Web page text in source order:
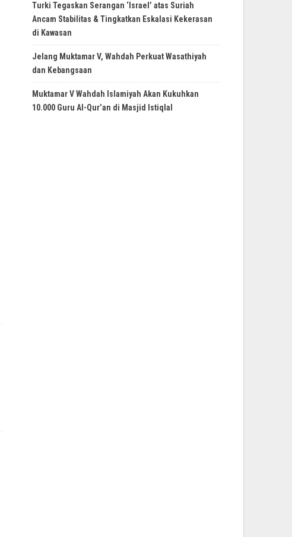
Turki Tegaskan Serangan ‘Israel’ atas Suriah
Ancam Stabilitas & Tingkatkan Eskalasi Kekerasan
di Kawasan
Jelang Muktamar V, Wahdah Perkuat Wasathiyah
dan Kebangsaan
Muktamar V Wahdah Islamiyah Akan Kukuhkan
10.000 Guru Al-Qur’an di Masjid Istiqlal